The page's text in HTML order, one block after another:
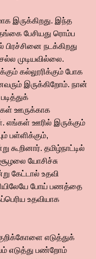
இருக்கிறது. இந்த
பேசியது ரொம்ப
நடக்கிறது
முடியவில்லை.
கல்லூரிக்கும் போக
இருக்கிறோம். நான்
ஊருக்காக
ஊரில் இருக்கும்
பள்ளிக்கும்,
கூறினார். தமிழ்நாட்டில்
யோசிச்சு
கேட்டால் உதவி
போய் பணத்தை
உதவியாக
எடுத்துக்
எடுத்து பண்றோம்